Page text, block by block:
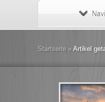
Startseite » Artikel